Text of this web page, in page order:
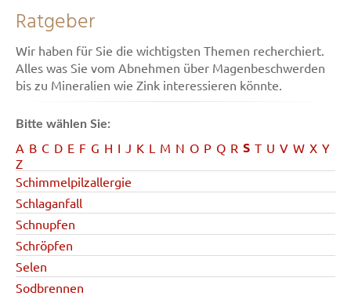
Ratgeber
Wir haben für Sie die wichtigsten Themen recherchiert.
Alles was Sie vom Abnehmen über Magenbeschwerden
bis zu Mineralien wie Zink interessieren könnte.
Bitte wählen Sie:
A B C D E F G H I J K L M N O P Q R S T U V W X Y
Z
Schimmelpilzallergie
Schlaganfall
Schnupfen
Schröpfen
Selen
Sodbrennen